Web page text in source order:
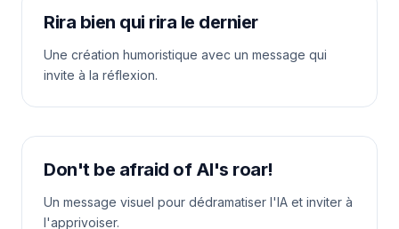
Rira bien qui rira le dernier
Une création humoristique avec un message qui
invite à la réflexion.
Don't be afraid of AI's roar!
Un message visuel pour dédramatiser l'IA et inviter à
l'apprivoiser.